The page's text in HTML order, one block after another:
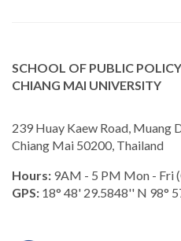
SCHOOL OF PUBLIC POLICY
CHIANG MAI UNIVERSITY
239 Huay Kaew Road, Muang
Chiang Mai 50200, Thailand
Hours: 9AM - 5 PM Mon - Fri
GPS: 18° 48' 29.5848'' N 98°